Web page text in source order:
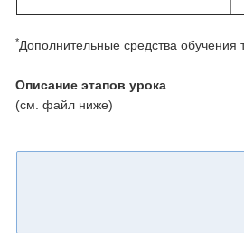
*Дополнительные средства
Описание этапов урока
(см. файл ниже)